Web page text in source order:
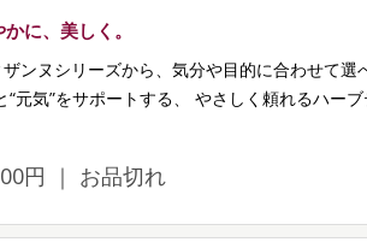
に、美しく。
ンヌシリーズから、気分や目的に合わせて
“元気”をサポートする、 やさしく頼れるハーブ
円 ｜ お品切れ